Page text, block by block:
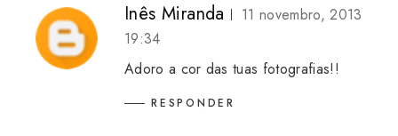
Inês Miranda
11 novembro, 2013
19:34
Adoro a cor das tuas fotografias!!
RESPONDER